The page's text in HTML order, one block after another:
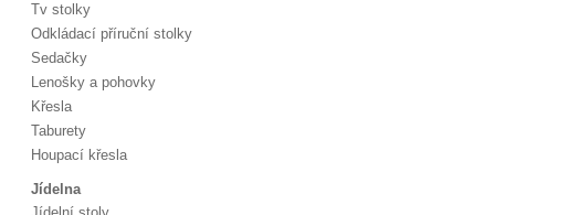
Tv stolky
Odkládací příruční stolky
Sedačky
Lenošky a pohovky
Křesla
Taburety
Houpací křesla
Jídelna